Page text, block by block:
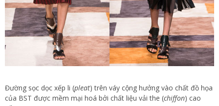
Đường sọc dọc xếp li (pleat) trên váy cộng hưởng vào chất đồ họa
của BST được mềm mại hoá bởi chất liệu vải the (chiffon) cao